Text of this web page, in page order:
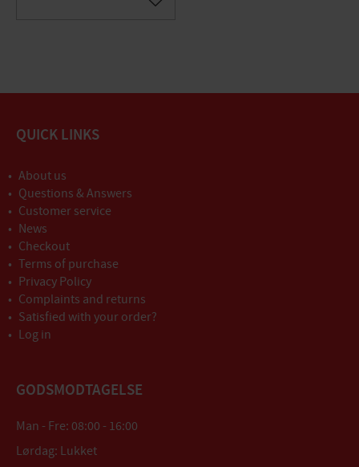
Gem som favorit
QUICK LINKS
About us
Questions & Answers
Customer service
News
Checkout
Terms of purchase
Privacy Policy
Complaints and returns
Satisfied with your order?
Log in
GODSMODTAGELSE
Man - Fre: 08:00 - 16:00
Lørdag: Lukket